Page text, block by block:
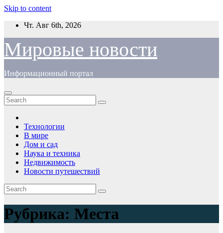
Skip to content
Чт. Авг 6th, 2026
Мировые новости
Информационный портал
Технологии
В мире
Дом и сад
Наука и техника
Недвижимость
Новости путешествий
Рубрика: Места